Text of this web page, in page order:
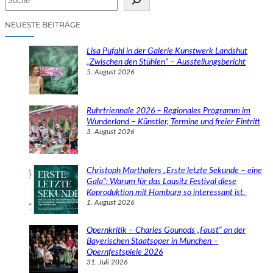
cNEUESTE BEITRÄGE
Lisa Pufahl in der Galerie Kunstwerk Landshut
„Zwischen den Stühlen“ – Ausstellungsbericht
5. August 2026
Ruhrtriennale 2026 – Regionales Programm im
Wunderland – Künstler, Termine und freier Eintritt
3. August 2026
Christoph Marthalers „Erste letzte Sekunde – eine
Gala“: Warum für das Lausitz Festival diese
Koproduktion mit Hamburg so interessant ist.
1. August 2026
Opernkritik – Charles Gounods „Faust“ an der
Bayerischen Staatsoper in München –
Opernfestspiele 2026
31. Juli 2026